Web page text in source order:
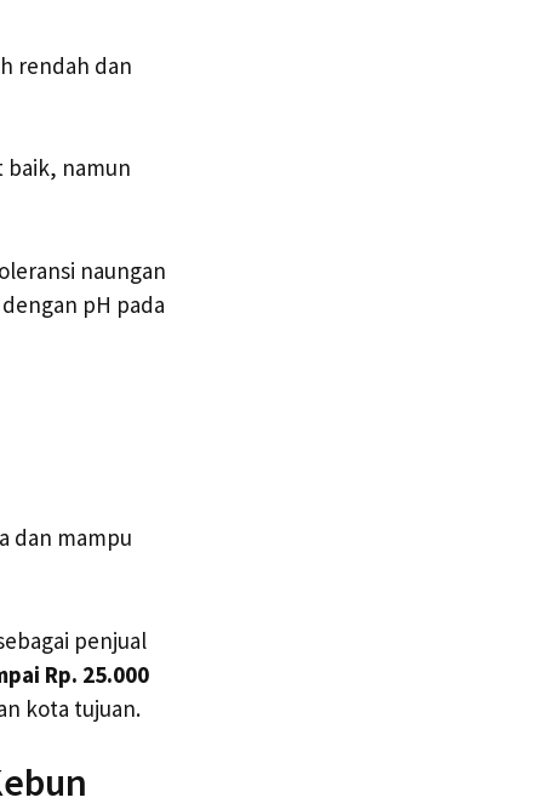
rendah dan
baik, namun
naungan
pH pada
dan mampu
penjual
Rp. 25.000
kota tujuan.